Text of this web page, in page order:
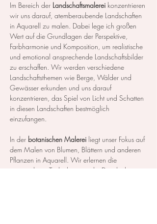
Im Bereich der Landschaftsmalerei konzentrieren
wir uns darauf, atemberaubende Landschaften
in Aquarell zu malen. Dabei lege ich großen
Wert auf die Grundlagen der Perspektive,
Farbharmonie und Komposition, um realistische
und emotional ansprechende Landschaftsbilder
zu erschaffen. Wir werden verschiedene
Landschaftsthemen wie Berge, Wälder und
Gewässer erkunden und uns darauf
konzentrieren, das Spiel von Licht und Schatten
in diesen Landschaften bestmöglich
einzufangen.
In der botanischen Malerei liegt unser Fokus auf
dem Malen von Blumen, Blättern und anderen
Pflanzen in Aquarell. Wir erlernen die
notwendigen Techniken, um die Details der